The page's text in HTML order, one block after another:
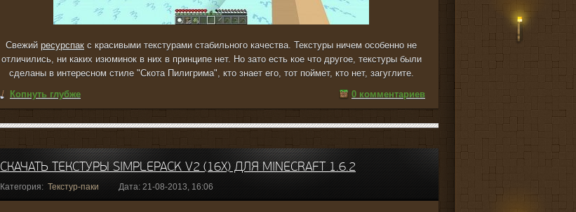
Свежий ресурспак с красивыми текстурами стабильного качества. Текстуры ничем особенно не
отличились, ни каких изюминок в них в принципе нет. Но зато есть кое что другое, текстуры были
сделаны в интересном стиле "Скота Пилигрима", кто знает его, тот поймет, кто нет, загуглите.
Копнуть глубже
0 комментариев
СКАЧАТЬ ТЕКСТУРЫ SIMPLEPACK V2 (16X) ДЛЯ MINECRAFT 1.6.2
Категория: Текстур-паки Дата: 21-08-2013, 16:06